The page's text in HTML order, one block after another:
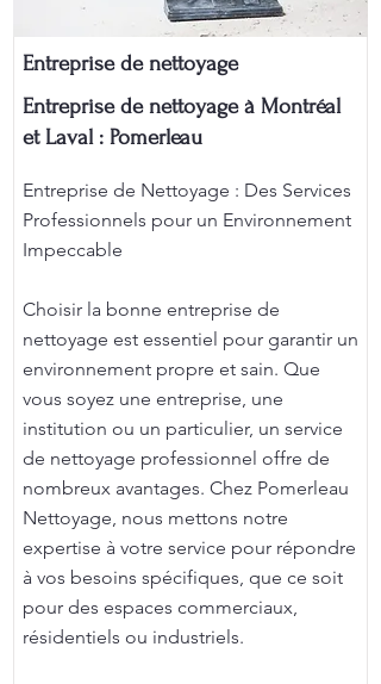
Entreprise de nettoyage
Entreprise de nettoyage à Montréal
et Laval : Pomerleau
Entreprise de Nettoyage : Des Services
Professionnels pour un Environnement
Impeccable
Choisir la bonne entreprise de
nettoyage est essentiel pour garantir un
environnement propre et sain. Que
vous soyez une entreprise, une
institution ou un particulier, un service
de nettoyage professionnel offre de
nombreux avantages. Chez Pomerleau
Nettoyage, nous mettons notre
expertise à votre service pour répondre
à vos besoins spécifiques, que ce soit
pour des espaces commerciaux,
résidentiels ou industriels.